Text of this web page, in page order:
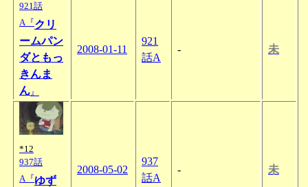
921話
A『クリ
ームパン
ダともっ
きんま
ん 』
2008-01-11
921
話A
- 未
*12
937話
A『ゆず
2008-05-02
937
話A
- 未